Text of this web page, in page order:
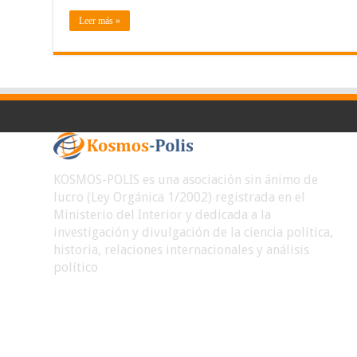
Leer más »
KOSMOS-POLIS es una asociación sin ánimo de
lucro (Ley Orgánica 1/2002) registrada en el
Ministerio del Interior y dedicada a la
investigación y divulgación de la ciencia política,
historia, relaciones internacionales y análisis
político